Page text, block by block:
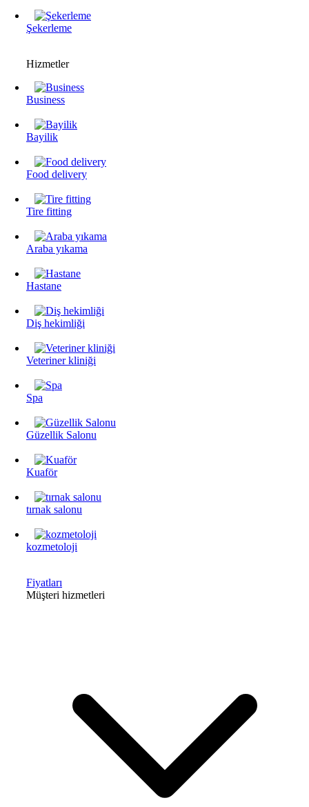
Şekerleme
Hizmetler
Business
Bayilik
Food delivery
Tire fitting
Araba yıkama
Hastane
Diş hekimliği
Veteriner kliniği
Spa
Güzellik Salonu
Kuaför
tırnak salonu
kozmetoloji
Fiyatları
Müşteri hizmetleri